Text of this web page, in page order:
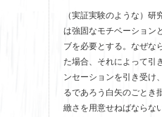
（実証実験のような）
は強固なモチベーション
ブを必要とする。なぜな
た場合、それによって引
ンセーションを引き受け
るであろう白矢のごとき
緻さを用意せねばならな